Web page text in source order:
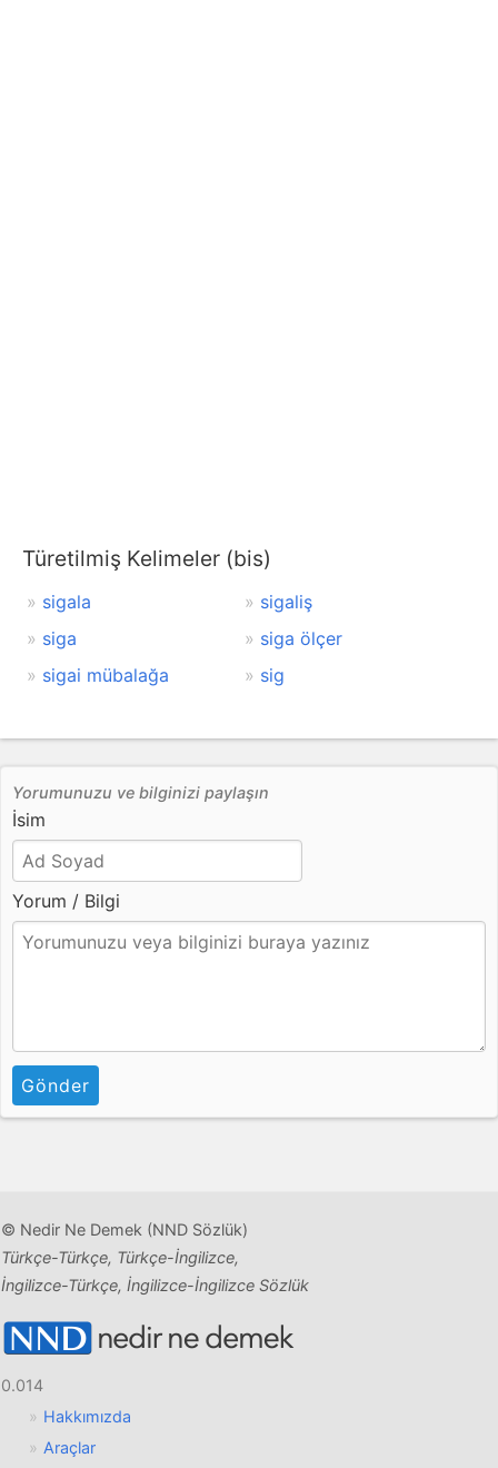
Türetilmiş Kelimeler (bis)
sigala
sigaliş
siga
siga ölçer
sigai mübalağa
sig
Yorumunuzu ve bilginizi paylaşın
İsim
Yorum / Bilgi
Gönder
© Nedir Ne Demek (NND Sözlük)
Türkçe-Türkçe, Türkçe-İngilizce,
İngilizce-Türkçe, İngilizce-İngilizce Sözlük
0.014
Hakkımızda
Araçlar